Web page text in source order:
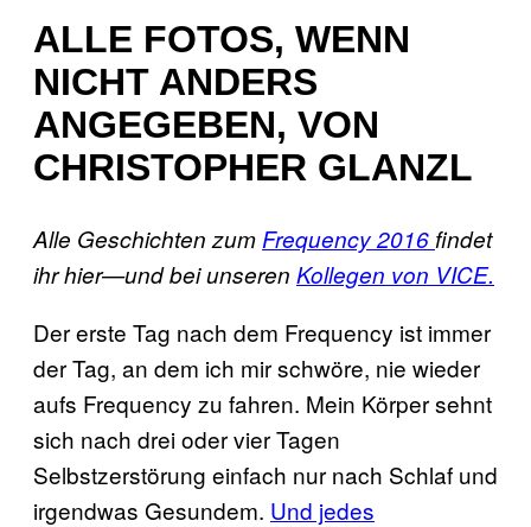
ALLE FOTOS, WENN
NICHT ANDERS
ANGEGEBEN, VON
CHRISTOPHER GLANZL
Alle Geschichten zum Frequency 2016 findet
ihr hier—und bei unseren Kollegen von VICE.
Der erste Tag nach dem Frequency ist immer
der Tag, an dem ich mir schwöre, nie wieder
aufs Frequency zu fahren. Mein Körper sehnt
sich nach drei oder vier Tagen
Selbstzerstörung einfach nur nach Schlaf und
irgendwas Gesundem. Und jedes